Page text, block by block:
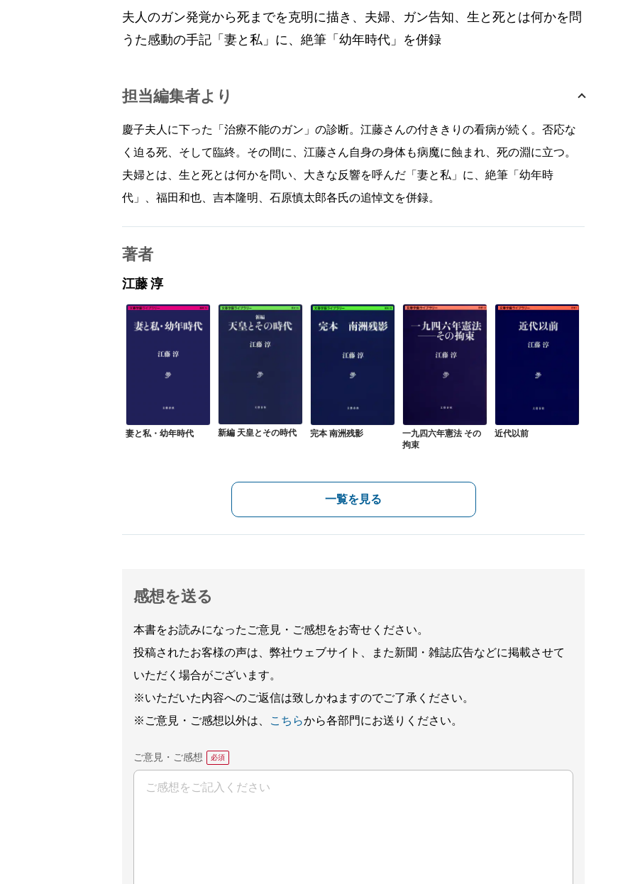
夫人のガン発覚から死までを克明に描き、夫婦、ガン告知、生と死とは何かを問
うた感動の手記「妻と私」に、絶筆「幼年時代」を併録
担当編集者より
慶子夫人に下った「治療不能のガン」の診断。江藤さんの付ききりの看病が続く。否応な
く迫る死、そして臨終。その間に、江藤さん自身の身体も病魔に蝕まれ、死の淵に立つ。
夫婦とは、生と死とは何かを問い、大きな反響を呼んだ「妻と私」に、絶筆「幼年時
代」、福田和也、吉本隆明、石原慎太郎各氏の追悼文を併録。
著者
江藤 淳
妻と私・幼年時代 新編 天皇とその時代 完本 南洲残影
一九四六年憲法 その
拘束
近代以前
一覧を見る
感想を送る
本書をお読みになったご意見・ご感想をお寄せください。
投稿されたお客様の声は、弊社ウェブサイト、また新聞・雑誌広告などに掲載させて
いただく場合がございます。
※いただいた内容へのご返信は致しかねますのでご了承ください。
※ご意見・ご感想以外は、
こちらから各部門にお送りください。
ご意見・ご感想